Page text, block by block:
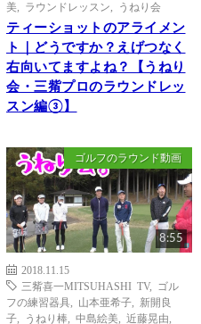
美
ラウンドレッスン うねり会
ティーショットのアライメン
ト｜どうですか？えげつなく
右向いてますよね？【うねり
会・三觜プロのラウンドレッ
スン編③】
ゴルフのラウンド動画
8:55
2018.11.15
三觜喜一MITSUHASHI TV, ゴル
フの練習器具
山本亜希子
新開良
子
うねり棒 中島絵美 近藤晃由